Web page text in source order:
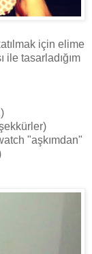
için elime
tasarladığım
"aşkımdan"